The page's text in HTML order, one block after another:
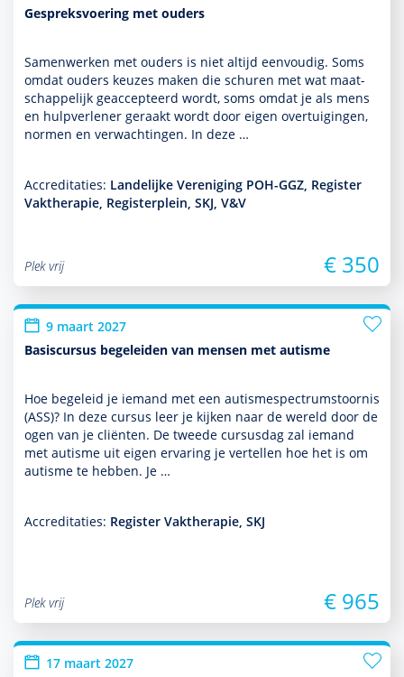
Gespreksvoering met ouders
Samenwerken met ouders is niet altijd eenvoudig. Soms
omdat ouders keuzes maken die schuren met wat maat­
schappe­lijk geaccepteerd wordt, soms omdat je als mens
en hulp­ver­le­ner geraakt wordt door eigen overtuigingen,
normen en verwachtingen. In deze …
Accreditaties: Landelijke Vereniging POH-GGZ, Register
Vaktherapie, Registerplein, SKJ, V&V
Plek vrij € 350
9 maart 2027
Basiscursus begeleiden van mensen met autisme
Hoe bege­leid je iemand met een autisme­spectrum­stoor­nis
(ASS)? In deze cursus leer je kijken naar de wereld door de
ogen van je cliënten. De tweede cursusdag zal iemand
met autisme uit eigen ervaring je vertellen hoe het is om
autisme te hebben. Je …
Accreditaties: Register Vaktherapie, SKJ
Plek vrij € 965
17 maart 2027